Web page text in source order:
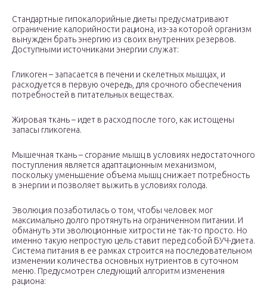
Стандартные гипокалорийные диеты предусматривают
ограничение калорийности рациона, из-за которой организм
вынужден брать энергию из своих внутренних резервов.
Доступными источниками энергии служат:
Гликоген – запасается в печени и скелетных мышцах, и
расходуется в первую очередь, для срочного обеспечения
потребностей в питательных веществах.
Жировая ткань – идет в расход после того, как истощены
запасы гликогена.
Мышечная ткань – сгорание мышц в условиях недостаточного
поступления является адаптационным механизмом,
поскольку уменьшение объема мышц снижает потребность
в энергии и позволяет выжить в условиях голода.
Эволюция позаботилась о том, чтобы человек мог
максимально долго протянуть на ограниченном питании. И
обмануть эти эволюционные хитрости не так-то просто. Но
именно такую непростую цель ставит перед собой БУЧ-диета.
Система питания в ее рамках строится на последовательном
изменении количества основных нутриентов в суточном
меню. Предусмотрен следующий алгоритм изменения
рациона: